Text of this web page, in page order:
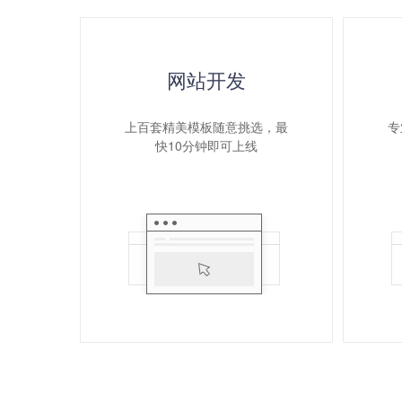
网站开发
上百套精美模板随意挑选，最
快10分钟即可上线